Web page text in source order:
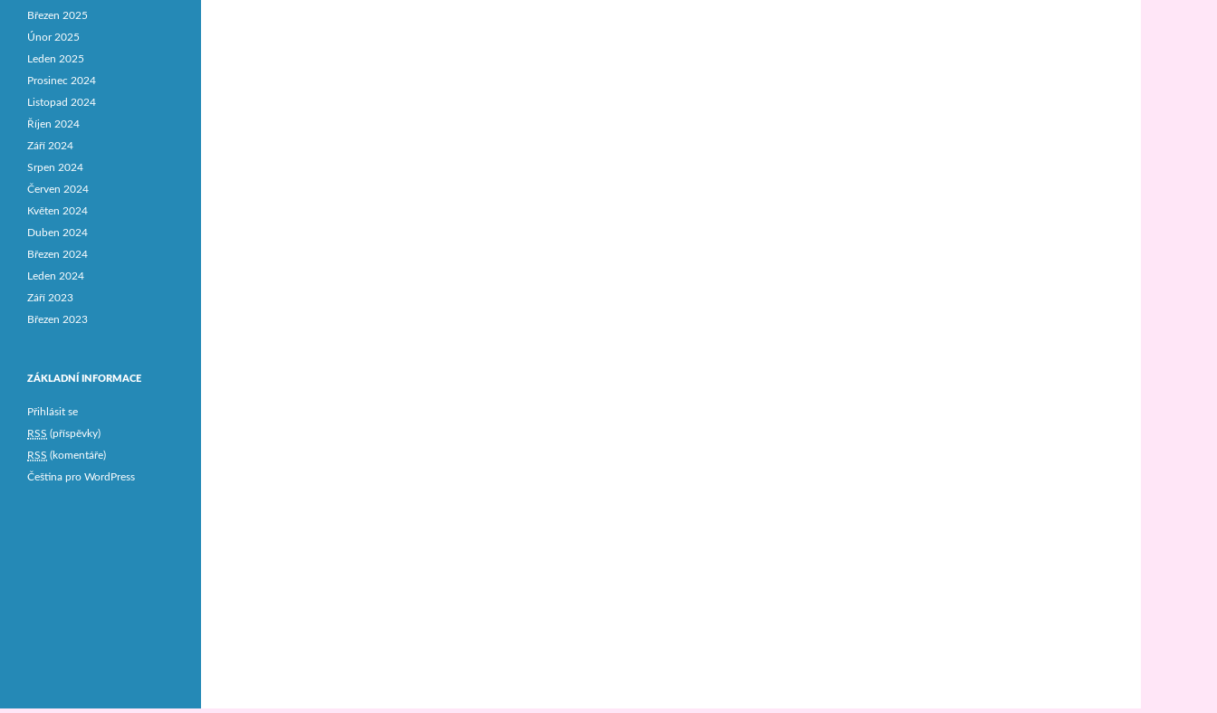
Březen 2025
Únor 2025
Leden 2025
Prosinec 2024
Listopad 2024
Říjen 2024
Září 2024
Srpen 2024
Červen 2024
Květen 2024
Duben 2024
Březen 2024
Leden 2024
Září 2023
Březen 2023
ZÁKLADNÍ INFORMACE
Přihlásit se
RSS (příspěvky)
RSS (komentáře)
Čeština pro WordPress